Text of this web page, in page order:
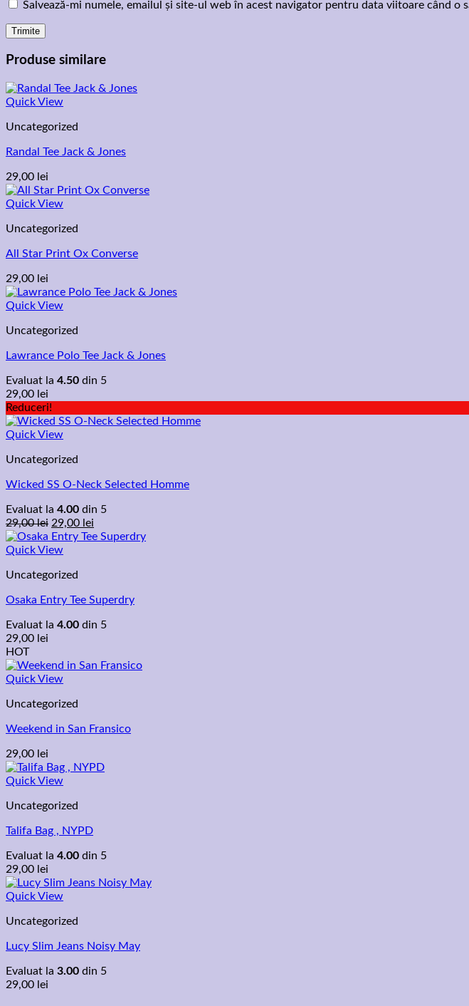
Salvează-mi numele, emailul și site-ul web în acest navigator pentru data viitoare când o
Produse similare
Quick View
Uncategorized
Randal Tee Jack & Jones
29,00 lei
Quick View
Uncategorized
All Star Print Ox Converse
29,00 lei
Quick View
Uncategorized
Lawrance Polo Tee Jack & Jones
Evaluat la 4.50 din 5
29,00 lei
Reduceri!
Quick View
Uncategorized
Wicked SS O-Neck Selected Homme
Evaluat la 4.00 din 5
29,00lei Prețul
inițial
a
29,00 lei.
29,00 lei
curent
Quick View
Uncategorized
Osaka Entry Tee Superdry
Evaluat la 4.00 din 5
29,00 lei
HOT
Quick View
Uncategorized
Weekend in San Fransico
29,00 lei
Quick View
Uncategorized
Talifa Bag , NYPD
Evaluat la 4.00 din 5
29,00 lei
Quick View
Uncategorized
Lucy Slim Jeans Noisy May
Evaluat la 3.00 din 5
29,00 lei